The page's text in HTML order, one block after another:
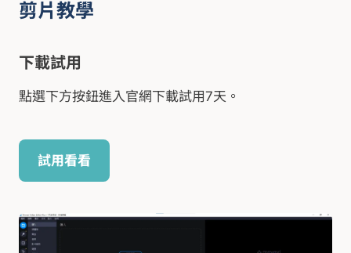
剪片教學
下載試用
點選下方按鈕進入官網下載試用7天。
試用看看